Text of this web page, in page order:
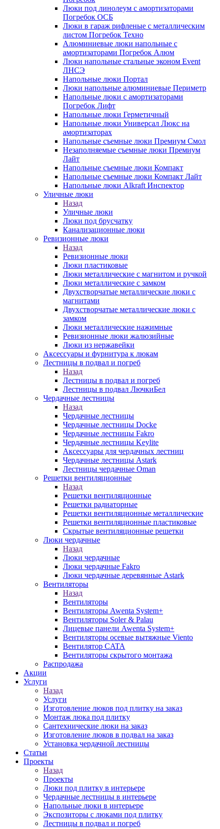
Люки под линолеум с амортизаторами
Погребок ОСБ
Люки в гараж рифленые с металлическим
листом Погребок Техно
Алюминиевые люки напольные с
амортизаторами Погребок Алюм
Люки напольные стальные эконом Event
ЛНСЭ
Напольные люки Портал
Люки напольные алюминиевые Периметр
Напольные люки с амортизаторами
Погребок Лифт
Напольные люки Герметичный
Напольные люки Универсал Люкс на
амортизаторах
Напольные съемные люки Премиум Смол
Незаполняемые съемные люки Премиум
Лайт
Напольные съемные люки Компакт
Напольные съемные люки Компакт Лайт
Напольные люки Alkraft Инспектор
Уличные люки
Назад
Уличные люки
Люки под брусчатку
Канализационные люки
Ревизионные люки
Назад
Ревизионные люки
Люки пластиковые
Люки металлические с магнитом и ручкой
Люки металлические с замком
Двухстворчатые металлические люки с
магнитами
Двухстворчатые металлические люки с
замком
Люки металлические нажимные
Ревизионные люки жалюзийные
Люки из нержавейки
Аксессуары и фурнитура к люкам
Лестницы в подвал и погреб
Назад
Лестницы в подвал и погреб
Лестницы в подвал ЛючкиБел
Чердачные лестницы
Назад
Чердачные лестницы
Чердачные лестницы Docke
Чердачные лестницы Fakro
Чердачные лестницы Keylite
Аксессуары для чердачных лестниц
Чердачные лестницы Astark
Лестницы чердачные Oman
Решетки вентиляционные
Назад
Решетки вентиляционные
Решетки радиаторные
Решетки вентиляционные металлические
Решетки вентиляционные пластиковые
Скрытые вентиляционные решетки
Люки чердачные
Назад
Люки чердачные
Люки чердачные Fakro
Люки чердачные деревянные Astark
Вентиляторы
Назад
Вентиляторы
Вентиляторы Awenta System+
Вентиляторы Soler & Palau
Лицевые панели Awenta System+
Вентиляторы осевые вытяжные Viento
Вентилятор CATA
Вентиляторы скрытого монтажа
Распродажа
Акции
Услуги
Назад
Услуги
Изготовление люков под плитку на заказ
Монтаж люка под плитку
Сантехнические люки на заказ
Изготовление люков в подвал на заказ
Установка чердачной лестницы
Статьи
Проекты
Назад
Проекты
Люки под плитку в интерьере
Чердачные лестницы в интерьере
Напольные люки в интерьере
Экспозиторы с люками под плитку
Лестницы в подвал и погреб